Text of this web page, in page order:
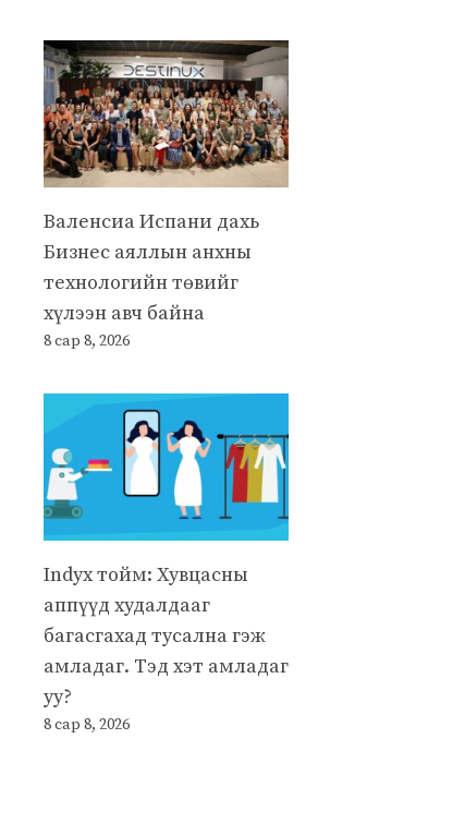
Валенсиа Испани дахь
Бизнес аяллын анхны
технологийн төвийг
хүлээн авч байна
8 сар 8, 2026
Indyx тойм: Хувцасны
аппүүд худалдааг
багасгахад тусална гэж
амладаг. Тэд хэт амладаг
уу?
8 сар 8, 2026